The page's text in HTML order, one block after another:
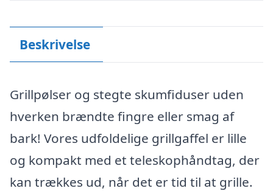
Beskrivelse
Grillpølser og stegte skumfiduser uden
hverken brændte fingre eller smag af
bark! Vores udfoldelige grillgaffel er lille
og kompakt med et teleskophåndtag, der
kan trækkes ud, når det er tid til at grille.